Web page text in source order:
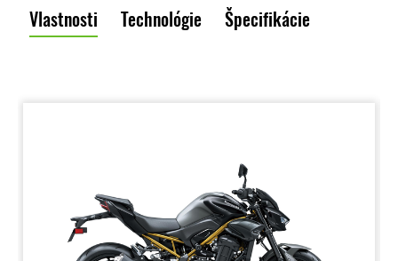
Vlastnosti Technológie Špecifikácie